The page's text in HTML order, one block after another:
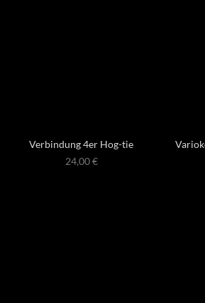
Verbindung 4er Hog-tie
24,00€